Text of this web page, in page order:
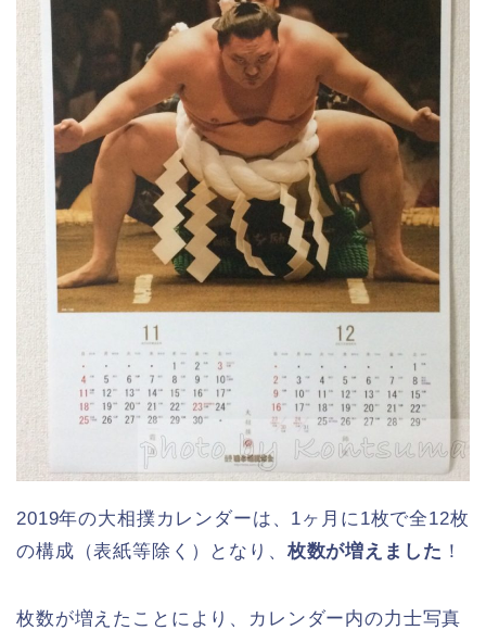
2019年の大相撲カレンダーは、1ヶ月に1枚で全12枚
の構成（表紙等除く）となり、 枚数が増えました ！
枚数が増えたことにより、カレンダー内の力士写真